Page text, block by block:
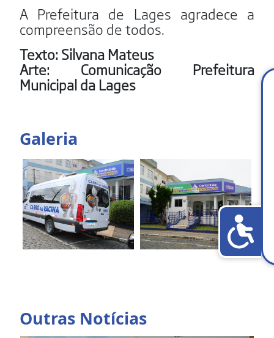
A Prefeitura de Lages agradece a
compreensão de todos.
Texto: Silvana Mateus
Arte: Comunicação Prefeitura
Municipal da Lages
Galeria
Outras Notícias